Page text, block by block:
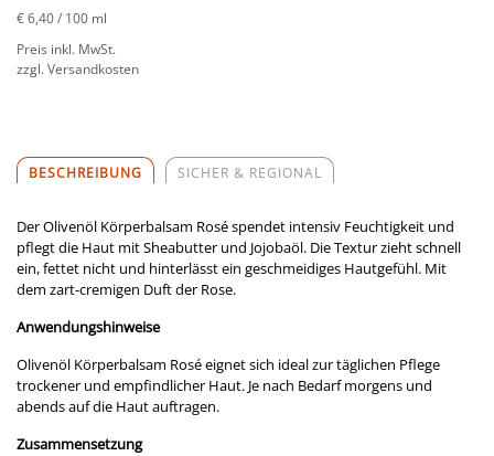
€ 6,40/ 100 ml
Preis inkl. MwSt.
zzgl. Versandkosten
BESCHREIBUNG SICHER & REGIONAL
Der Olivenöl Körperbalsam Rosé spendet intensiv Feuchtigkeit und
pflegt die Haut mit Sheabutter und Jojobaöl. Die Textur zieht schnell
ein, fettet nicht und hinterlässt ein geschmeidiges Hautgefühl. Mit
dem zart-cremigen Duft der Rose.
Anwendungshinweise
Olivenöl Körperbalsam Rosé eignet sich ideal zur täglichen Pflege
trockener und empfindlicher Haut. Je nach Bedarf morgens und
abends auf die Haut auftragen.
Zusammensetzung